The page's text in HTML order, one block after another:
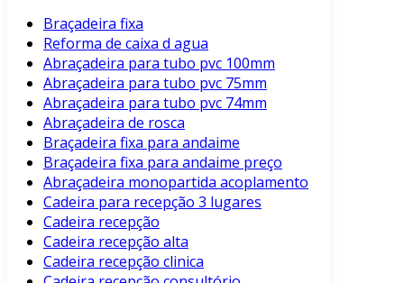
Braçadeira fixa
Reforma de caixa d agua
Abraçadeira para tubo pvc 100mm
Abraçadeira para tubo pvc 75mm
Abraçadeira para tubo pvc 74mm
Abraçadeira de rosca
Braçadeira fixa para andaime
Braçadeira fixa para andaime preço
Abraçadeira monopartida acoplamento
Cadeira para recepção 3 lugares
Cadeira recepção
Cadeira recepção alta
Cadeira recepção clinica